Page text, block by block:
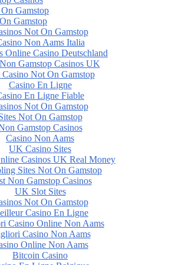
Gamstop
Gamstop
Not On Gamstop
Non Aams Italia
Online Casino Deutschland
Gamstop Casinos UK
Not On Gamstop
Casino En Ligne
En Ligne Fiable
Not On Gamstop
Not On Gamstop
Gamstop Casinos
Casino Non Aams
UK Casino Sites
Casinos UK Real Money
Sites Not On Gamstop
Non Gamstop Casinos
UK Slot Sites
Not On Gamstop
Casino En Ligne
Casino Online Non Aams
Casino Non Aams
Online Non Aams
Bitcoin Casino